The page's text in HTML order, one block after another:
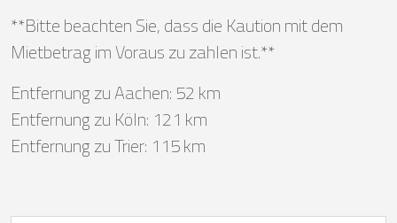
**Bitte beachten Sie, dass die Kaution mit dem
Mietbetrag im Voraus zu zahlen ist.**
Entfernung zu Aachen: 52 km
Entfernung zu Köln: 121 km
Entfernung zu Trier: 115 km